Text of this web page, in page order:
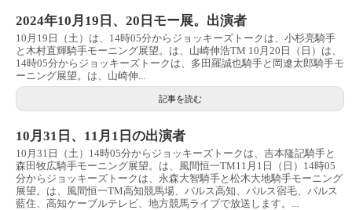
2024年10月19日、20日モー展。出演者
10月19日（土）は、14時05分からジョッキーズトークは、小杉亮騎手
と木村直輝騎手モーニング展望。は、山崎伸浩TM 10月20日（日）は、
14時05分からジョッキーズトークは、多田羅誠也騎手と岡遼太郎騎手モ
ーニング展望。は、山崎伸...
記事を読む
10月31日、11月1日の出演者
10月31日（土）14時05分からジョッキーズトークは、吉本隆記騎手と
森田牧広騎手モーニング展望。は、風間恒一TM11月1日（日）14時05
分からジョッキーズトークは、永森大智騎手と松木大地騎手モーニング
展望。は、風間恒一TM高知競馬場、パルス高知、パルス宿毛、パルス
藍住、高知ケーブルテレビ、地方競馬ライブで放送します。...